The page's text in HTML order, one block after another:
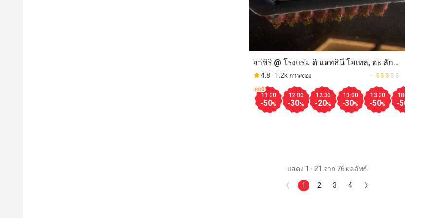
ฮาชิริ @ โรงแรม ดิ แอทธินี โฮเทล, อะ ลักซ์
ชูรี คอลเล็คชั่น โฮเทล
4.8 1.2k การจอง
11:30
-50%
พรุ่งนี้
12:00
-30%
12:30
-20%
13:00
-30%
13:30
-50%
18:00
-50
แสดง 1 - 21 จาก 76 ผลลัพธ์
1 2 3 4